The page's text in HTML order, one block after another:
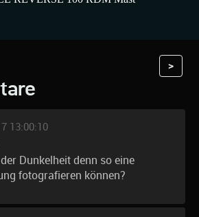
>
13:00:10
Dunkelheit denn so eine
fotografieren können?